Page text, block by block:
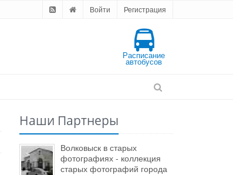
Войти Регистрация
Расписание
автобусов
Наши Партнеры
Волковыск в старых
фотографиях - коллекция
старых фотографий города